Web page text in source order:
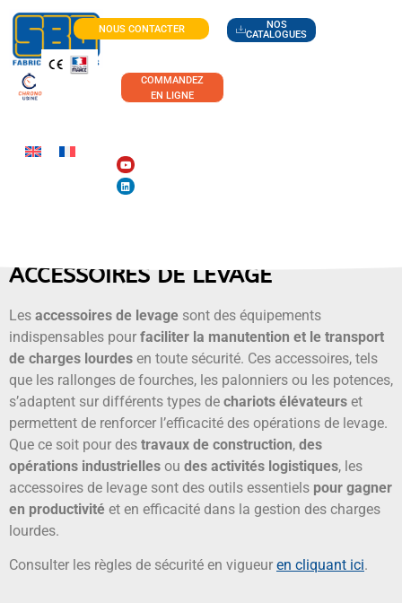
NOUS CONTACTER
NOS
CATALOGUES
COMMANDEZ
EN LIGNE
ACCESSOIRES DE LEVAGE
Les accessoires de levage sont des équipements
indispensables pour faciliter la manutention et le transport
de charges lourdes en toute sécurité. Ces accessoires, tels
que les rallonges de fourches, les palonniers ou les potences,
s’adaptent sur différents types de chariots élévateurs et
permettent de renforcer l’efficacité des opérations de levage.
Que ce soit pour des travaux de construction, des
opérations industrielles ou des activités logistiques, les
accessoires de levage sont des outils essentiels pour gagner
en productivité et en efficacité dans la gestion des charges
lourdes.
Consulter les règles de sécurité en vigueur en cliquant ici.